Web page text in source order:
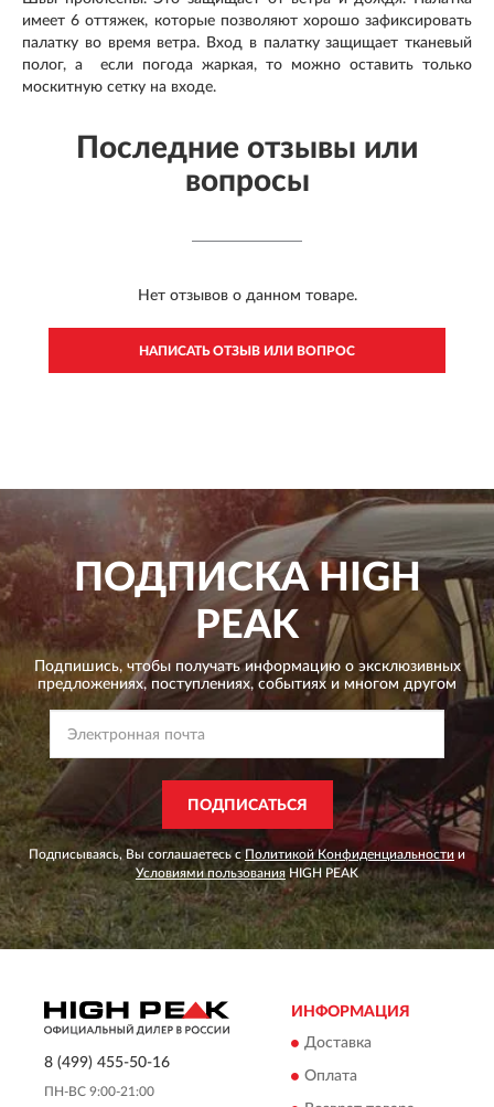
имеет 6 оттяжек, которые позволяют хорошо зафиксировать
палатку во время ветра. Вход в палатку защищает тканевый
полог, а если погода жаркая, то можно оставить только
москитную сетку на входе.
Последние отзывы или
вопросы
Нет отзывов о данном товаре.
НАПИСАТЬ ОТЗЫВ ИЛИ ВОПРОС
ПОДПИСКАHIGH
PEAK
Подпишись, чтобы получать информацию о эксклюзивных
предложениях, поступлениях, событиях и многом другом
ПОДПИСАТЬСЯ
Подписываясь, Вы соглашаетесь с Политикой Конфиденциальности и
Условиями пользования HIGH PEAK
8 (499) 455-50-16
ПН-ВС 9:00-21:00
ИНФОРМАЦИЯ
Доставка
Оплата